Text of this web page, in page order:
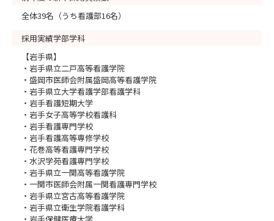
全体39名（うち看護部16名）
採用実績学部学科
【岩手県】
・岩手県立二戸高等看護学院
・盛岡市医師会附属盛岡高等看護学院
・岩手県立大学看護学部看護学科
・岩手看護短期大学
・岩手女子高等学校看護科
・岩手看護専門学校
・岩手看護高等専修学校
・花巻高等看護専門学校
・水沢学苑看護専門学校
・岩手県立一関高等看護学院
・一関市医師会附属一関看護専門学校
・岩手県立宮古高等看護学院
・岩手県立衛生学院看護学科